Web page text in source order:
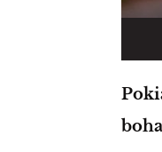
Pokiaľ ide o neverbálnu komunikáciu, spôsob, akým držíte pohár, je